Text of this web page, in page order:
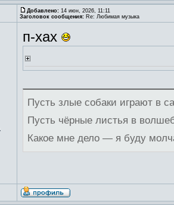
Добавлено: 14 июн, 2026, 11:11
Заголовок сообщения: Re: Любимая музыка
п-хах
Пусть злые собаки играют в
Пусть чёрные листья в
Какое мне дело — я буду